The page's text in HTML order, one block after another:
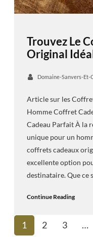
Trouvez Le
Original
Domaine-Sanvers-Et-
Article sur les
Homme Coffret
Cadeau Parfait À la
unique pour un
coffrets cadeaux
excellente option
destinataire. Que ce
Continue Reading
1 2 3 …